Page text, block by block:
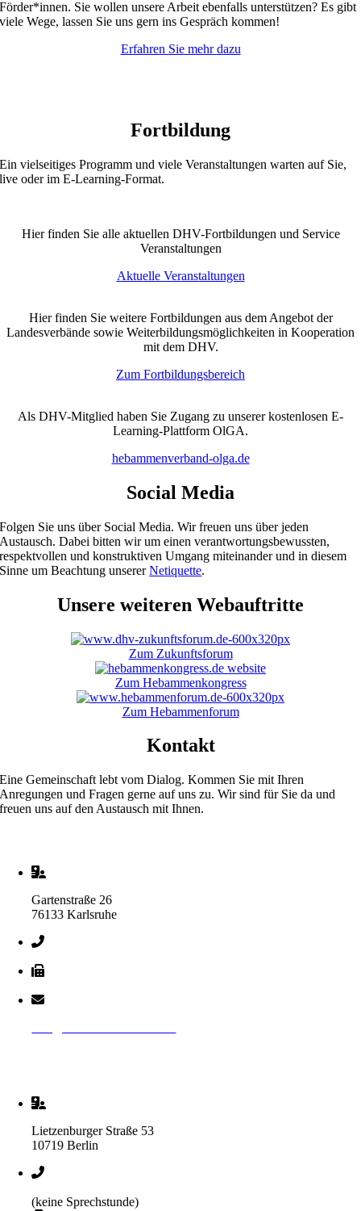
Förder*innen. Sie wollen unsere Arbeit ebenfalls unterstützen? Es gibt
viele Wege, lassen Sie uns gern ins Gespräch kommen!
Erfahren Sie mehr dazu
Fortbildung
Ein vielseitiges Programm und viele Veranstaltungen warten auf Sie,
live oder im E-Learning-Format.
Hier finden Sie alle aktuellen DHV-Fortbildungen und Service
Veranstaltungen
Aktuelle Veranstaltungen
Hier finden Sie weitere Fortbildungen aus dem Angebot der
Landesverbände sowie Weiterbildungsmöglichkeiten in Kooperation
mit dem DHV.
Zum Fortbildungsbereich
Als DHV-Mitglied haben Sie Zugang zu unserer kostenlosen E-
Learning-Plattform OlGA.
hebammenverband-olga.de
Social Media
Folgen Sie uns über Social Media. Wir freuen uns über jeden
Austausch. Dabei bitten wir um einen verantwortungsbewussten,
respektvollen und konstruktiven Umgang miteinander und in diesem
Sinne um Beachtung unsererNetiquette.
Unsere weiteren Webauftritte
Zum Zukunftsforum
Zum Hebammenkongress
Zum Hebammenforum
Kontakt
Eine Gemeinschaft lebt vom Dialog. Kommen Sie mit Ihren
Anregungen und Fragen gerne auf uns zu. Wir sind für Sie da und
freuen uns auf den Austausch mit Ihnen.
Gartenstraße 26
76133 Karlsruhe
Lietzenburger Straße 53
10719 Berlin
(keine Sprechstunde)